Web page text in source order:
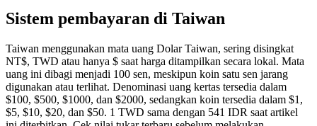
Sistem pembayaran di Taiwan
Taiwan menggunakan mata uang Dolar Taiwan, sering disingkat
NT$, TWD atau hanya $ saat harga ditampilkan secara lokal. Mata
uang ini dibagi menjadi 100 sen, meskipun koin satu sen jarang
digunakan atau terlihat. Denominasi uang kertas tersedia dalam
$100, $500, $1000, dan $2000, sedangkan koin tersedia dalam $1,
$5, $10, $20, dan $50. 1 TWD sama dengan 541 IDR saat artikel